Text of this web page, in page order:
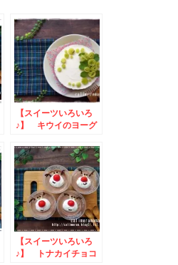
【スイーツいろいろ
♪】 キウイのヨーグ
【スイーツいろいろ
♪】 トナカイチョコ